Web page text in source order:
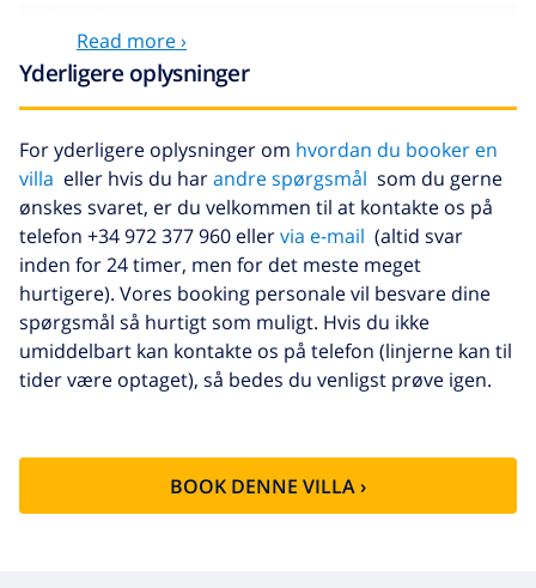
Read more ›
Yderligere oplysninger
For yderligere oplysninger om hvordan du booker en
villa eller hvis du harandre spørgsmål som du gerne
ønskes svaret, er du velkommen til at kontakte os på
telefon +34 972 377 960 ellervia e-mail (altid svar
inden for 24 timer, men for det meste meget
hurtigere). Vores booking personale vil besvare dine
spørgsmål så hurtigt som muligt. Hvis du ikke
umiddelbart kan kontakte os på telefon (linjerne kan til
tider være optaget), så bedes du venligst prøve igen.
BOOK DENNE VILLA ›